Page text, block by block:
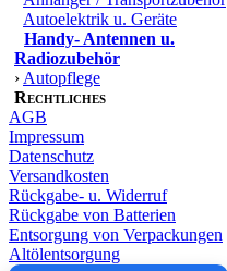
Autoelektrik u. Geräte
Handy- Antennen u.
Radiozubehör
› Autopflege
Rechtliches
AGB
Impressum
Datenschutz
Versandkosten
Rückgabe- u. Widerruf
Rückgabe von Batterien
Entsorgung von Verpackungen
Altölentsorgung